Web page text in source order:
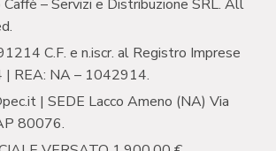
– Servizi e Distribuzione SRL. All
C.F. e n.iscr. al Registro Imprese
REA: NA – 1042914.
| SEDE Lacco Ameno (NA) Via
80076.